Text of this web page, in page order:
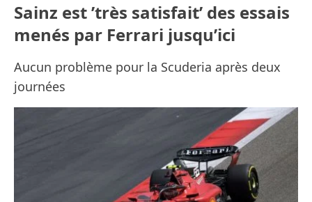
Sainz est ’très satisfait’ des essais
menés par Ferrari jusqu’ici
Aucun problème pour la Scuderia après deux
journées